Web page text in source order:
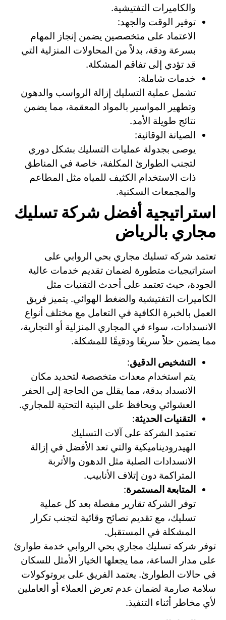
والكاميرات التفتيشية.
توفير الوقت والجهد:
الاعتماد على متخصصين يضمن إنجاز المهام
بسرعة ودقة، بدلاً من المحاولات المنزلية التي
قد تؤدي إلى تفاقم المشكلة.
خدمات شاملة:
تشمل عملية التسليك إزالة الرواسب والدهون
وتطهير المواسير بالمواد المعقمة، مما يضمن
نتائج طويلة الأمد.
الصيانة الوقائية:
يوصى بجدولة عمليات التسليك بشكل دوري
لتجنب الطوارئ المكلفة، خاصة في المناطق
ذات الاستخدام الكثيف للمياه مثل المطاعم
والمجمعات السكنية.
استراتيجية أفضل شركة تسليك
مجاري بالرياض
تعتمد شركه تسليك مجاري بحي الروابي على
استراتيجيات متطورة لضمان تقديم خدمات عالية
الجودة، حيث تعتمد على أحدث التقنيات مثل
الكاميرات التفتيشية والضغط الهوائي. يتميز فريق
العمل بالخبرة الكافية في التعامل مع مختلف أنواع
الانسدادات، سواء في المجاري المنزلية أو التجارية،
مما يضمن حلاً سريعًا ودقيقًا للمشكلة.
التشخيص الدقيق:
يتم استخدام معدات متخصصة لتحديد مكان
الانسداد بدقة، مما يقلل من الحاجة إلى الحفر
العشوائي ويحافظ على البنية التحتية للمجاري.
التقنيات الحديثة:
تعتمد الشركة على آلات التسليك
الهيدروديناميكية والتي تعد الأفضل في إزالة
الانسدادات الصلبة مثل الدهون والأتربة
المتراكمة دون إتلاف الأنابيب.
المتابعة المستمرة:
توفر الشركة تقارير مفصلة بعد كل عملية
تسليك، مع تقديم نصائح وقائية لتجنب تكرار
المشكلة في المستقبل.
توفر شركه تسليك مجاري بحي الروابي خدمة طوارئ
على مدار الساعة، مما يجعلها الخيار الأمثل للسكان
في حالات الطوارئ. يعتمد الفريق على بروتوكولات
سلامة صارمة لضمان عدم تعرض العملاء أو العاملين
لأي مخاطر أثناء التنفيذ.